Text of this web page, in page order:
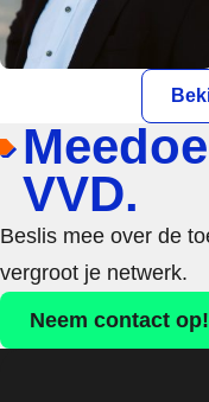
VVD.
Beslis mee over de
vergroot je netwerk.
Neem contact op!